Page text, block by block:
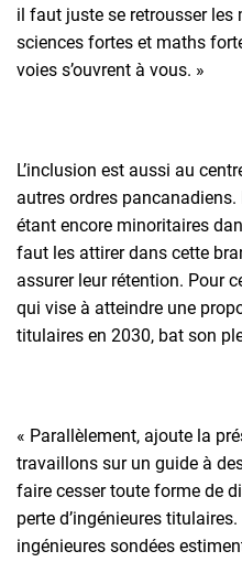
il faut juste se retrousser les
sciences fortes et maths
voies s’ouvrent à vous. »
L’inclusion est aussi au
autres ordres
étant encore minoritaires
faut les attirer dans cette
assurer leur rétention. Pour
qui vise à atteindre une
titulaires en 2030, bat son
« Parallèlement, ajoute la
travaillons sur un guide à
faire cesser toute forme de
perte d’ingénieures
ingénieures sondées